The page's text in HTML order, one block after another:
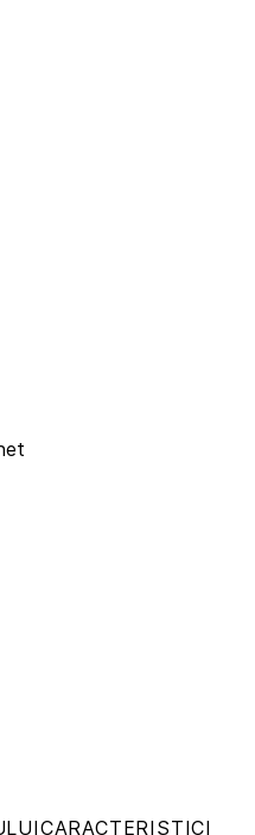
CARACTERISTICI